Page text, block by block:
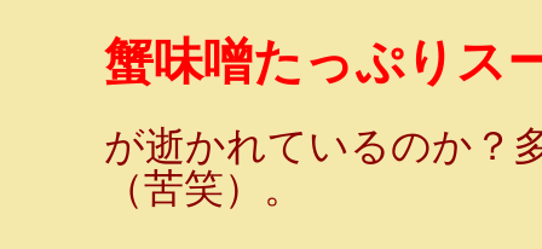
蟹味噌たっぷりス
が逝かれているのか？
（苦笑）。